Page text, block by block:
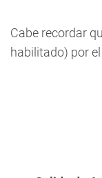
Cabe recordar
habilitado) por